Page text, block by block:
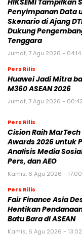
HIKSEMI Tampilkan
Penyimpanan Data
Skenario di Ajang
Dukung
Tenggara
Jumat, 7 Agu 2026 - 04:14
Pers Rilis
Huawei Jadi Mitra
M360 ASEAN 2026
Jumat, 7 Agu 2026 -
Pers Rilis
Cision Raih
Awards 2026 untuk
Analisis Media
Pers, dan AEO
Kamis, 6 Agu 2026 - 17:00
Pers Rilis
Fair Finance Asia
Hentikan
Batu Bara di ASEAN
Kamis, 6 Agu 2026 - 13:02